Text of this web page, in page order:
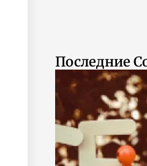
Последние